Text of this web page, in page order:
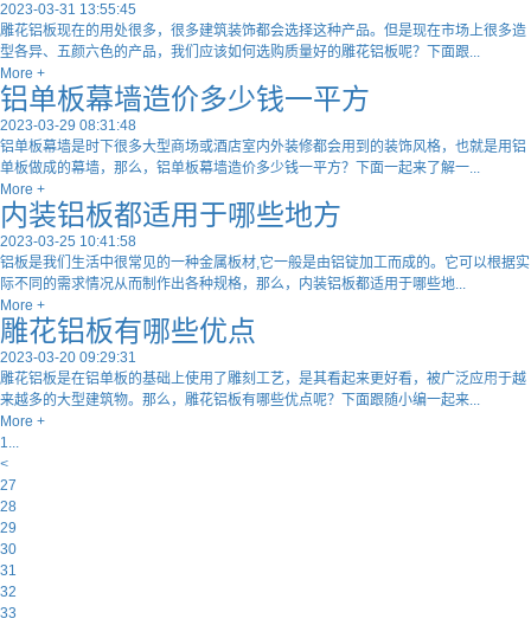
2023-03-31 13:55:45
雕花铝板现在的用处很多，很多建筑装饰都会选择这种产品。但是现在市场上很多造
型各异、五颜六色的产品，我们应该如何选购质量好的雕花铝板呢？下面跟...
More +
铝单板幕墙造价多少钱一平方
2023-03-29 08:31:48
铝单板幕墙是时下很多大型商场或酒店室内外装修都会用到的装饰风格，也就是用铝
单板做成的幕墙，那么，铝单板幕墙造价多少钱一平方？下面一起来了解一...
More +
内装铝板都适用于哪些地方
2023-03-25 10:41:58
铝板是我们生活中很常见的一种金属板材,它一般是由铝锭加工而成的。它可以根据实
际不同的需求情况从而制作出各种规格，那么，内装铝板都适用于哪些地...
More +
雕花铝板有哪些优点
2023-03-20 09:29:31
雕花铝板是在铝单板的基础上使用了雕刻工艺，是其看起来更好看，被广泛应用于越
来越多的大型建筑物。那么，雕花铝板有哪些优点呢？下面跟随小编一起来...
More +
1...
<
27
28
29
30
31
32
33